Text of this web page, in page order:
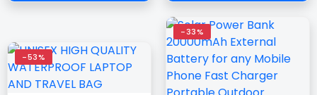
-53%
-33%